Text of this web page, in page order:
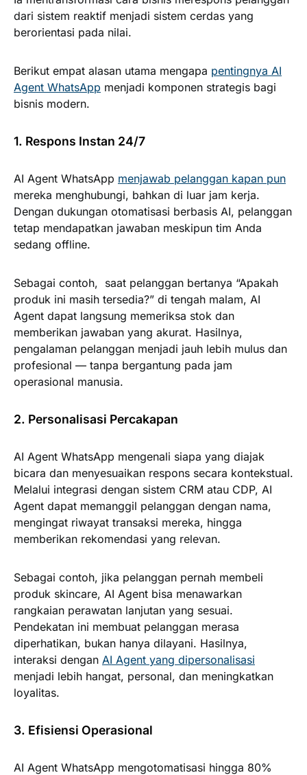
dari sistem reaktif menjadi sistem cerdas yang
berorientasi pada nilai.
Berikut empat alasan utama mengapa pentingnya AI
Agent WhatsApp menjadi komponen strategis bagi
bisnis modern.
1. Respons Instan 24/7
AI Agent WhatsApp menjawab pelanggan kapan pun
mereka menghubungi, bahkan di luar jam kerja.
Dengan dukungan otomatisasi berbasis AI, pelanggan
tetap mendapatkan jawaban meskipun tim Anda
sedang offline.
Sebagai contoh, saat pelanggan bertanya “Apakah
produk ini masih tersedia?” di tengah malam, AI
Agent dapat langsung memeriksa stok dan
memberikan jawaban yang akurat. Hasilnya,
pengalaman pelanggan menjadi jauh lebih mulus dan
profesional — tanpa bergantung pada jam
operasional manusia.
2. Personalisasi Percakapan
AI Agent WhatsApp mengenali siapa yang diajak
bicara dan menyesuaikan respons secara kontekstual.
Melalui integrasi dengan sistem CRM atau CDP, AI
Agent dapat memanggil pelanggan dengan nama,
mengingat riwayat transaksi mereka, hingga
memberikan rekomendasi yang relevan.
Sebagai contoh, jika pelanggan pernah membeli
produk skincare, AI Agent bisa menawarkan
rangkaian perawatan lanjutan yang sesuai.
Pendekatan ini membuat pelanggan merasa
diperhatikan, bukan hanya dilayani. Hasilnya,
interaksi dengan AI Agent yang dipersonalisasi
menjadi lebih hangat, personal, dan meningkatkan
loyalitas.
3. Efisiensi Operasional
AI Agent WhatsApp mengotomatisasi hingga 80%